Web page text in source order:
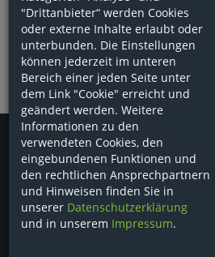
"Drittanbieter“ werden Cookies
oder externe Inhalte erlaubt oder
unterbunden. Die Einstellungen
können jederzeit im unteren
Bereich einer jeden Seite unter
dem Link "Cookie" erreicht und
geändert werden. Weitere
Informationen zu den
verwendeten Cookies, den
eingebundenen Funktionen und
den rechtlichen Ansprechpartnern
und Hinweisen finden Sie in
unserer Datenschutzerklärung
und in unserem Impressum.
© 2026MICHAELAG eine Marke der
AGB-Datenschutz-Impressum-
Hinweisgeberschutz